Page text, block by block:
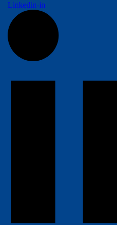
Linkedin-in